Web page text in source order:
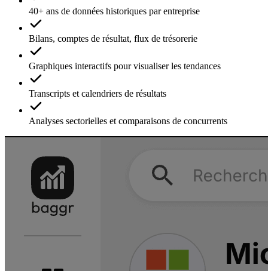
40+ ans de données historiques par entreprise
Bilans, comptes de résultat, flux de trésorerie
Graphiques interactifs pour visualiser les tendances
Transcripts et calendriers de résultats
Analyses sectorielles et comparaisons de concurrents